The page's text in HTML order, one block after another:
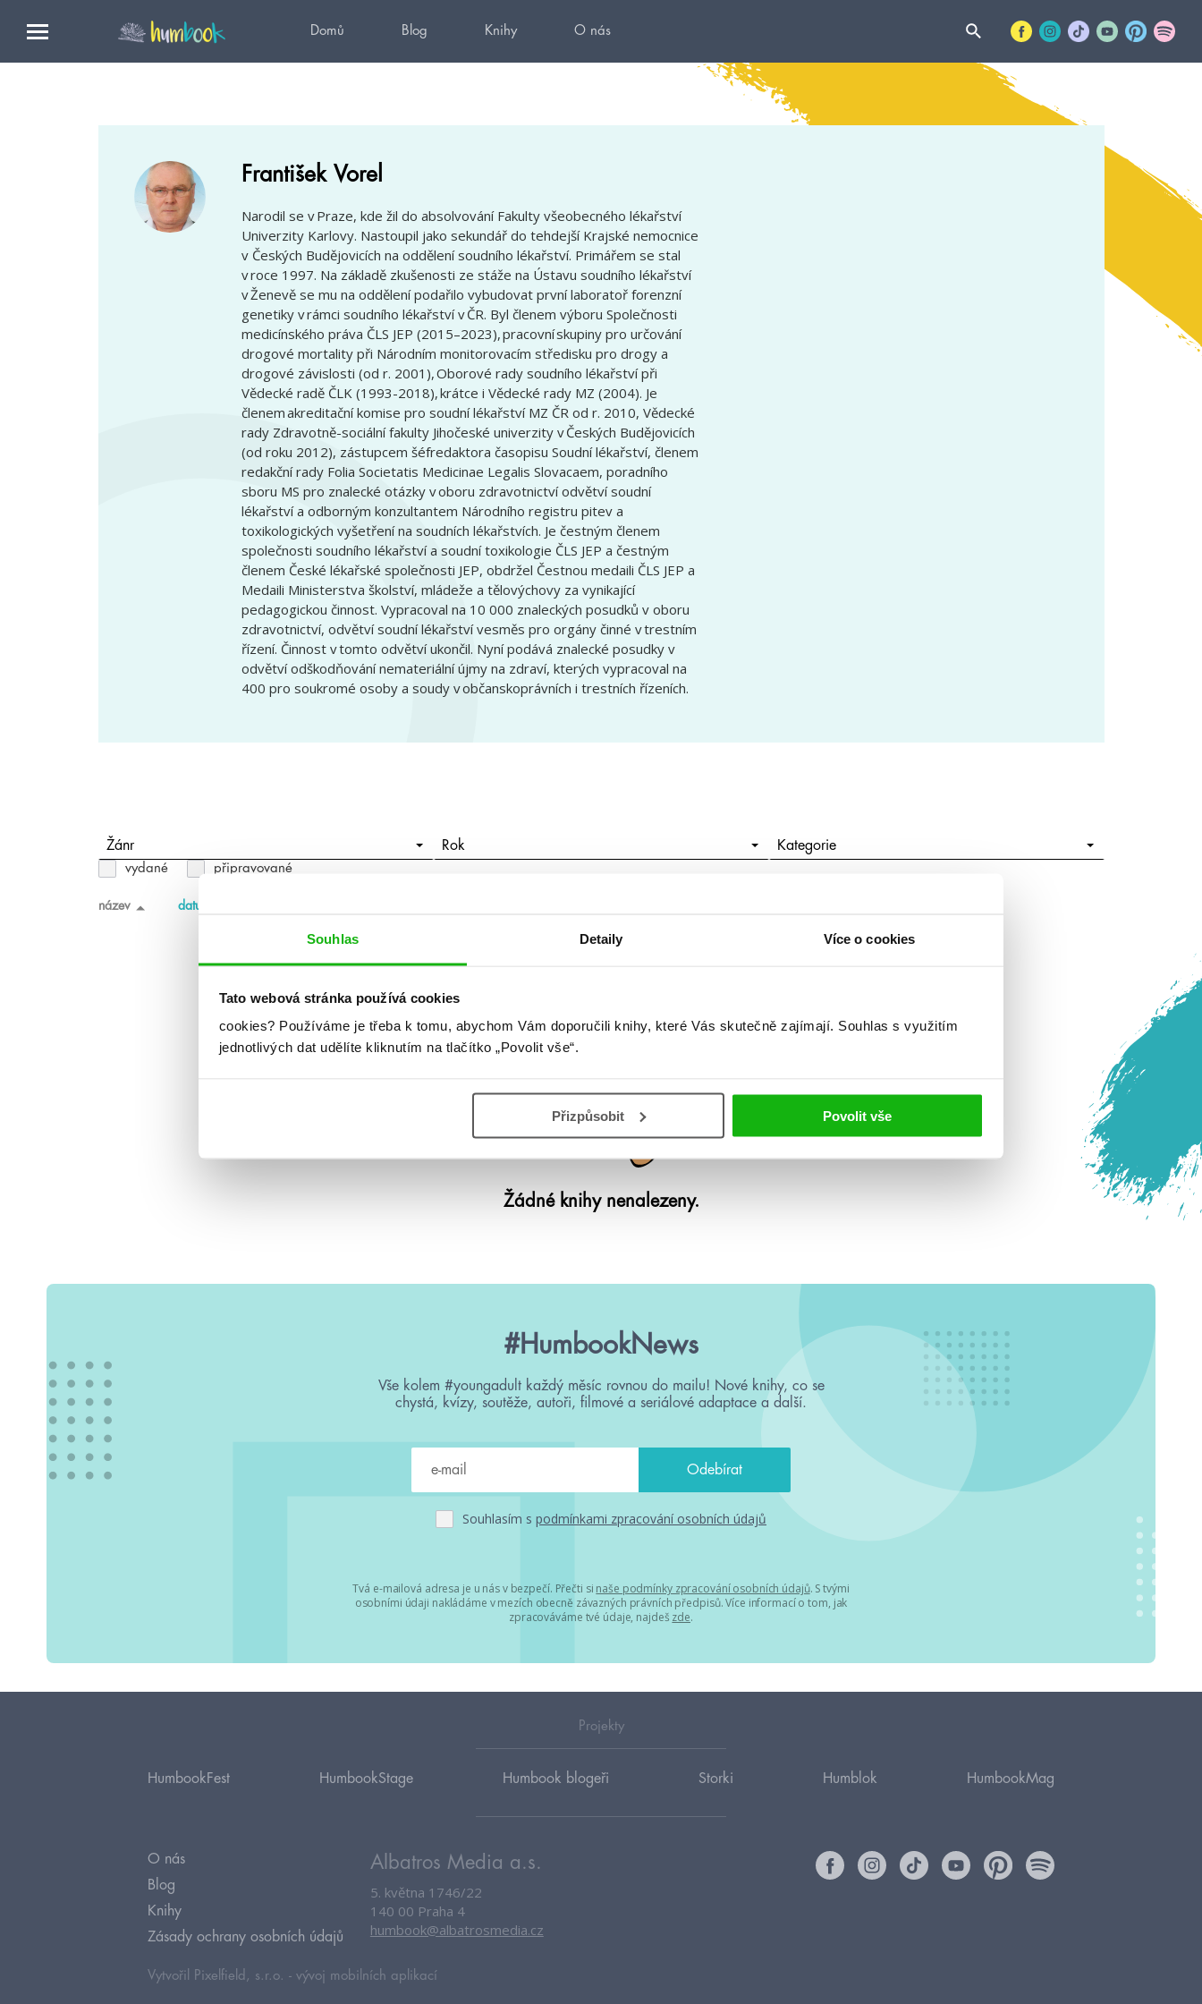
Souhlas Detaily Více o cookies
Tato webová stránka používá cookies
cookies? Používáme je třeba k tomu, abychom Vám doporučili knihy, které Vás skutečně zajímají. Souhlas s využitím
jednotlivých dat udělíte kliknutím na tlačítko „Povolit vše“.
Přizpůsobit Povolit vše
Domů Blog Knihy O nás
František Vorel
Narodil se v Praze, kde žil do absolvování Fakulty všeobecného lékařství
Univerzity Karlovy. Nastoupil jako sekundář do tehdejší Krajské nemocnice
v Českých Budějovicích na oddělení soudního lékařství. Primářem se stal
v roce 1997. Na základě zkušenosti ze stáže na Ústavu soudního lékařství
v Ženevě se mu na oddělení podařilo vybudovat první laboratoř forenzní
genetiky v rámci soudního lékařství v ČR. Byl členem výboru Společnosti
medicínského práva ČLS JEP (2015–2023), pracovní skupiny pro určování
drogové mortality při Národním monitorovacím středisku pro drogy a
drogové závislosti (od r. 2001), Oborové rady soudního lékařství při
Vědecké radě ČLK (1993-2018), krátce i Vědecké rady MZ (2004). Je
členem akreditační komise pro soudní lékařství MZ ČR od r. 2010, Vědecké
rady Zdravotně-sociální fakulty Jihočeské univerzity v Českých Budějovicích
(od roku 2012), zástupcem šéfredaktora časopisu Soudní lékařství, členem
redakční rady Folia Societatis Medicinae Legalis Slovacaem, poradního
sboru MS pro znalecké otázky v oboru zdravotnictví odvětví soudní
lékařství a odborným konzultantem Národního registru pitev a
toxikologických vyšetření na soudních lékařstvích. Je čestným členem
společnosti soudního lékařství a soudní toxikologie ČLS JEP a čestným
členem České lékařské společnosti JEP, obdržel Čestnou medaili ČLS JEP a
Medaili Ministerstva školství, mládeže a tělovýchovy za vynikající
pedagogickou činnost. Vypracoval na 10 000 znaleckých posudků v oboru
zdravotnictví, odvětví soudní lékařství vesměs pro orgány činné v trestním
řízení. Činnost v tomto odvětví ukončil. Nyní podává znalecké posudky v
odvětví odškodňování nemateriální újmy na zdraví, kterých vypracoval na
400 pro soukromé osoby a soudy v občanskoprávních i trestních řízeních.
Žánr Rok Kategorie
vydané připravované
název datum vydání
Žádné knihy nenalezeny.
#HumbookNews
Vše kolem #youngadult každý měsíc rovnou do mailu! Nové knihy, co se
chystá, kvízy, soutěže, autoři, filmové a seriálové adaptace a další.
Souhlasím s podmínkami zpracování osobních údajů
Tvá e-mailová adresa je u nás v bezpečí. Přečti si naše podmínky zpracování osobních údajů. S tvými
osobními údaji nakládáme v mezích obecně závazných právních předpisů. Více informací o tom, jak
zpracováváme tvé údaje, najdeš zde.
Projekty
HumbookFest HumbookStage Humbook blogeři Storki Humblok HumbookMag
O nás
Blog
Knihy
Zásady ochrany osobních údajů
Albatros Media a.s.
5. května 1746/22
140 00 Praha 4
humbook@albatrosmedia.cz
Vytvořil Pixelfield, s.r.o. - vývoj mobilních aplikací